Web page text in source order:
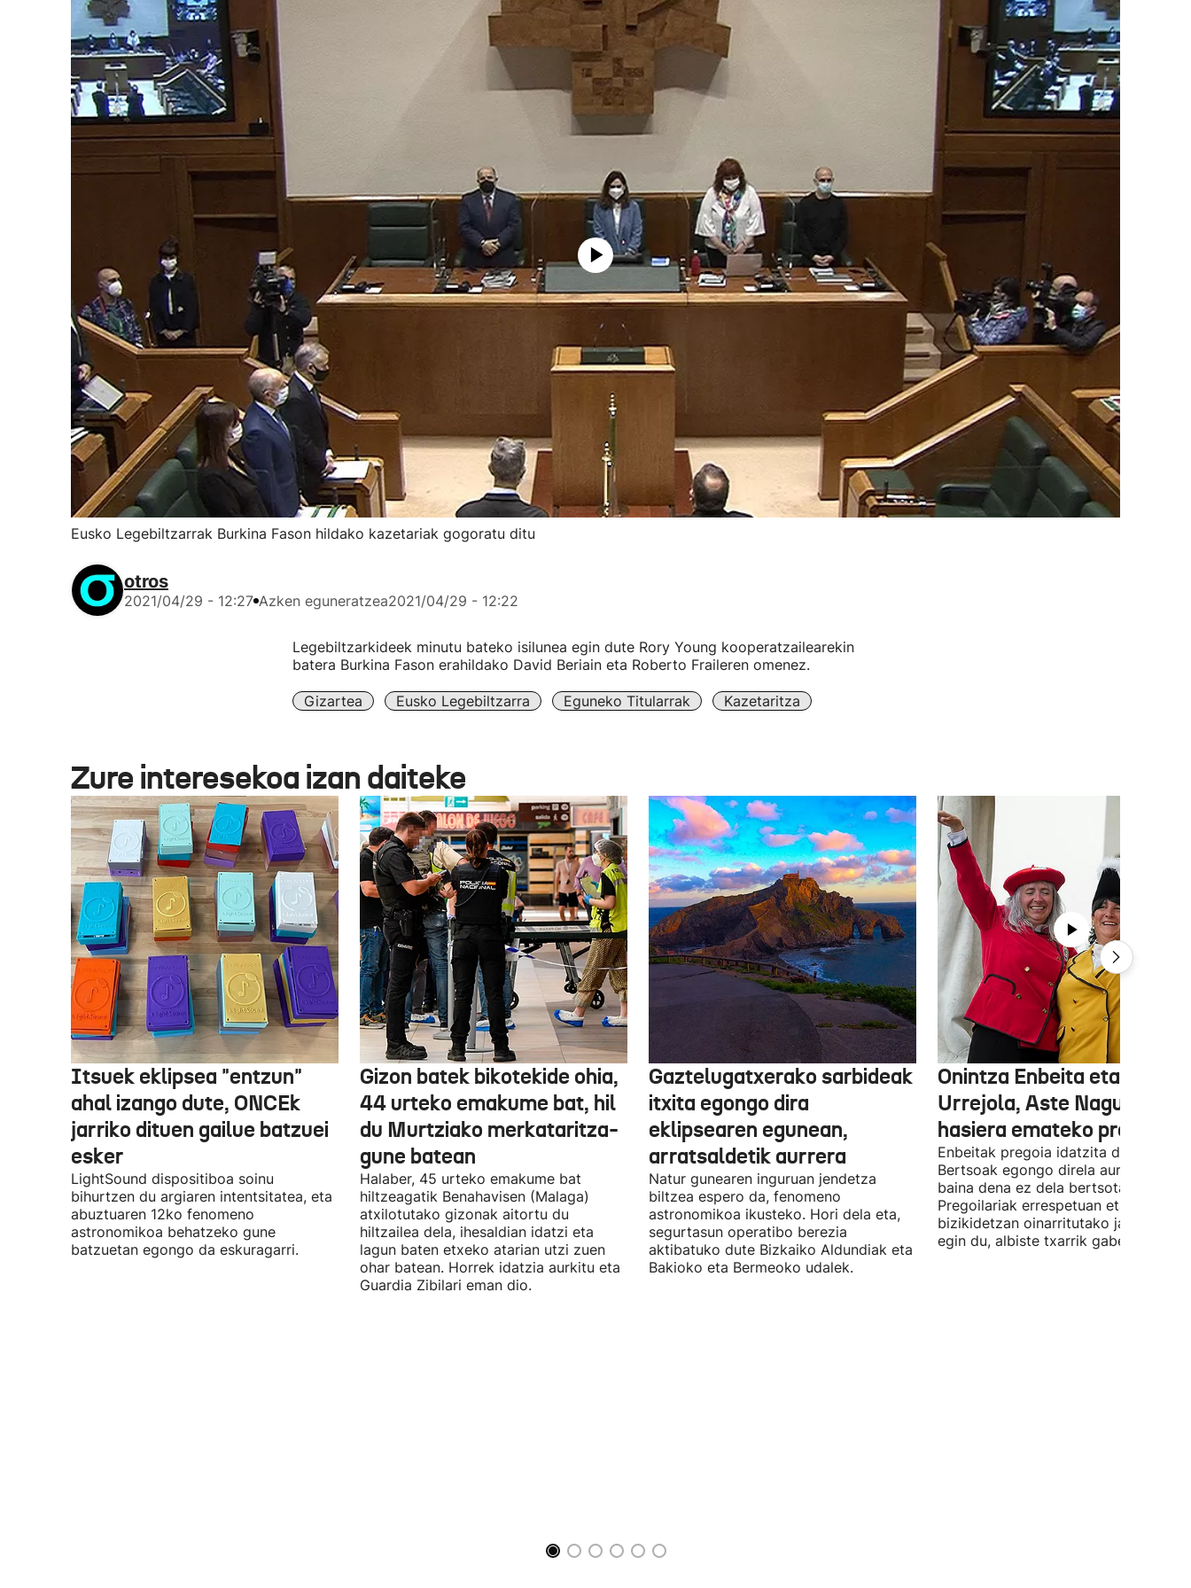
Eusko Legebiltzarrak Burkina Fason hildako kazetariak gogoratu ditu
otros
2021/04/29 - 12:27 Azken eguneratzea2021/04/29 - 12:22
Legebiltzarkideek minutu bateko isilunea egin dute Rory Young kooperatzailearekin
batera Burkina Fason erahildako David Beriain eta Roberto Fraileren omenez.
Gizartea Eusko Legebiltzarra Eguneko Titularrak Kazetaritza
Zure interesekoa izan daiteke
Itsuek eklipsea "entzun"
ahal izango dute, ONCEk
jarriko dituen gailue batzuei
esker
LightSound dispositiboa soinu
bihurtzen du argiaren intentsitatea, eta
abuztuaren 12ko fenomeno
astronomikoa behatzeko gune
batzuetan egongo da eskuragarri.
Gizon batek bikotekide ohia,
44 urteko emakume bat, hil
du Murtziako merkataritza-
gune batean
Halaber, 45 urteko emakume bat
hiltzeagatik Benahavisen (Malaga)
atxilotutako gizonak aitortu du
hiltzailea dela, ihesaldian idatzi eta
lagun baten etxeko atarian utzi zuen
ohar batean. Horrek idatzia aurkitu eta
Guardia Zibilari eman dio.
Gaztelugatxerako sarbideak
itxita egongo dira
eklipsearen egunean,
arratsaldetik aurrera
Natur gunearen inguruan jendetza
biltzea espero da, fenomeno
astronomikoa ikusteko. Hori dela eta,
segurtasun operatibo berezia
aktibatuko dute Bizkaiko Aldundiak eta
Bakioko eta Bermeoko udalek.
Onintza Enbeita eta Ainhoa
Urrejola, Aste Nagusiari
hasiera emateko prest
Enbeitak pregoia idatzita dauka.
Bertsoak egongo direla aurreratu du,
baina dena ez dela bertsotan izango.
Pregoilariak errespetuan eta
bizikidetzan oinarritutako jaien alde
egin du, albiste txarrik gabe.